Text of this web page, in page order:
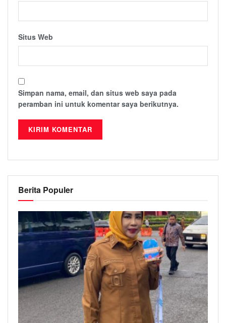
Situs Web
Simpan nama, email, dan situs web saya pada
peramban ini untuk komentar saya berikutnya.
Berita Populer